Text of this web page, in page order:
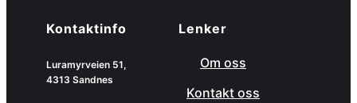
Kontaktinfo
Luramyrveien 51,
4313 Sandnes
Lenker
Om oss
Kontakt oss